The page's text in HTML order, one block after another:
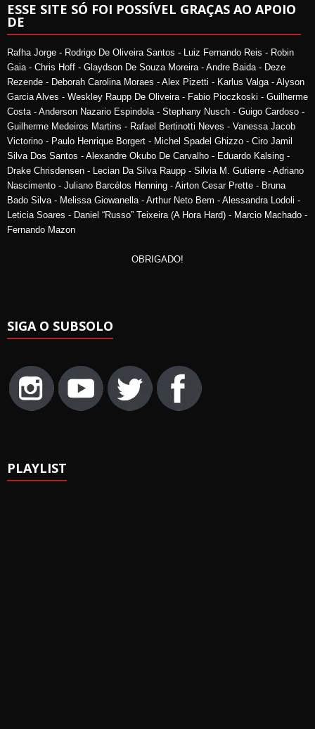
ESSE SITE SÓ FOI POSSÍVEL GRAÇAS AO APOIO
DE
Rafha Jorge - Rodrigo De Oliveira Santos - Luiz Fernando Reis - Robin
Gaia - Chris Hoff - Glaydson De Souza Moreira - Andre Baida - Deze
Rezende - Deborah Carolina Moraes - Alex Pizetti - Karlus Valga - Alyson
Garcia Alves - Weskley Raupp De Oliveira - Fabio Pioczkoski - Guilherme
Costa - Anderson Nazario Espindola - Stephany Nusch - Guigo Cardoso -
Guilherme Medeiros Martins - Rafael Bertinotti Neves - Vanessa Jacob
Victorino - Paulo Henrique Borgert - Michel Spadel Ghizzo - Ciro Jamil
Silva Dos Santos - Alexandre Okubo De Carvalho - Eduardo Kalsing -
Drake Chrisdensen - Lecian Da Silva Raupp - Silvia M. Gutierre - Adriano
Nascimento - Juliano Barcélos Henning - Airton Cesar Prette - Bruna
Bado Silva - Melissa Giowanella - Arthur Neto Bem - Alessandra Lodoli -
Leticia Soares - Daniel “Russo” Teixeira (A Hora Hard) - Marcio Machado -
Fernando Mazon
OBRIGADO!
SIGA O SUBSOLO
PLAYLIST